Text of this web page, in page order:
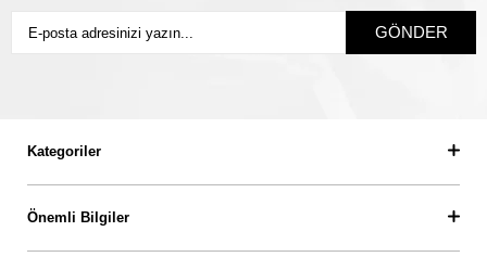
GÖNDER
Kategoriler
Önemli Bilgiler